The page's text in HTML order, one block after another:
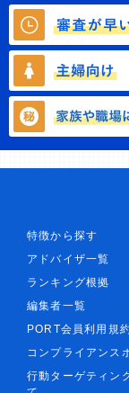
特徴から探す
アドバイザ一覧
ランキング根拠
編集者一覧
PORT会員利用規
コンプライアンス
行動ターゲティン